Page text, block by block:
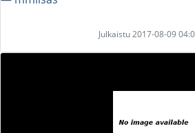
Julkaistu 2017-08-09